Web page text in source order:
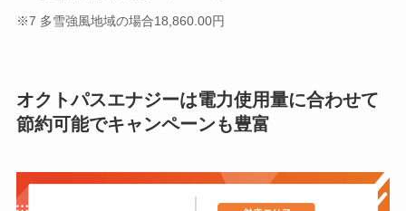
※7 多雪強風地域の場合18,860.00円
オクトパスエナジーは電力使用量に合わせて
節約可能でキャンペーンも豊富